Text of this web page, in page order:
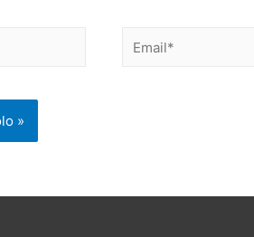
Email*